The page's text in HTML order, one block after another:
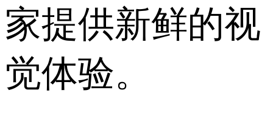
家提供新鲜的视
觉体验。